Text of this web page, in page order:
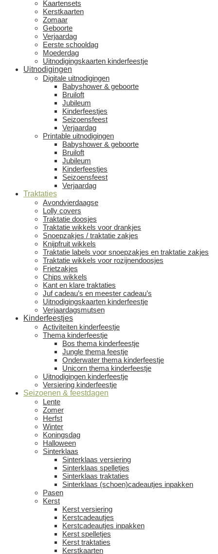
Kaartensets
Kerstkaarten
Zomaar
Geboorte
Verjaardag
Eerste schooldag
Moederdag
Uitnodigingskaarten kinderfeestje
Uitnodigingen
Digitale uitnodigingen
Babyshower & geboorte
Bruiloft
Jubileum
Kinderfeestjes
Seizoensfeest
Verjaardag
Printable uitnodigingen
Babyshower & geboorte
Bruiloft
Jubileum
Kinderfeestjes
Seizoensfeest
Verjaardag
Traktaties
Avondvierdaagse
Lolly covers
Traktatie doosjes
Traktatie wikkels voor drankjes
Snoepzakjes / traktatie zakjes
Knijpfruit wikkels
Traktatie labels voor snoepzakjes en traktatie zakjes
Traktatie wikkels voor rozijnendoosjes
Frietzakjes
Chips wikkels
Kant en klare traktaties
Juf cadeau’s en meester cadeau’s
Uitnodigingskaarten kinderfeestje
Verjaardagsmutsen
Kinderfeestjes
Activiteiten kinderfeestje
Thema kinderfeestje
Bos thema kinderfeestje
Jungle thema feestje
Onderwater thema kinderfeestje
Unicorn thema kinderfeestje
Uitnodigingen kinderfeestje
Versiering kinderfeestje
Seizoenen & feestdagen
Lente
Zomer
Herfst
Winter
Koningsdag
Halloween
Sinterklaas
Sinterklaas versiering
Sinterklaas spelletjes
Sinterklaas traktaties
Sinterklaas (schoen)cadeautjes inpakken
Pasen
Kerst
Kerst versiering
Kerstcadeautjes
Kerstcadeautjes inpakken
Kerst spelletjes
Kerst traktaties
Kerstkaarten